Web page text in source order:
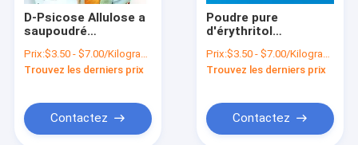
Contrôle de la qualité
Tous les cas
D-Psicose Allulose a
saupoudré
d'édulcorant ne
causent pas le sang
Prix:$3.50 - $7.00/Kilograms
Trouvez les derniers prix
Contactez
Poudre pure
d'érythritol
de carburateur
d'édulcorant
Prix:$3.50 - $7.00/Kilograms
Trouvez les derniers prix
Contactez